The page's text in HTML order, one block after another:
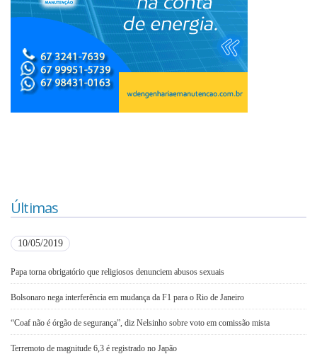
Últimas
10/05/2019
Papa torna obrigatório que religiosos denunciem abusos sexuais
Bolsonaro nega interferência em mudança da F1 para o Rio de Janeiro
“Coaf não é órgão de segurança”, diz Nelsinho sobre voto em comissão mista
Terremoto de magnitude 6,3 é registrado no Japão